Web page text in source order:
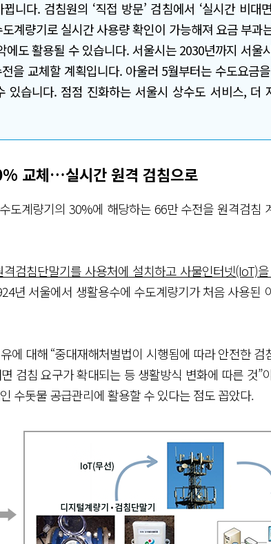
니다. 검침원의 ‘직접 방문’ 검침에서 ‘실시간 비대
계량기로 실시간 사용량 확인이 가능해져 요금 부과
도 활용될 수 있습니다. 서울시는 2030년까지 서울
을 교체할 계획입니다. 아울러 5월부터는 수도요금을
있습니다. 점점 진화하는 서울시 상수도 서비스, 더
교체…실시간 원격 검침으로
도계량기의 30%에 해당하는 66만 수전을 원격검침
검침단말기를 사용처에 설치하고 사물인터넷(IoT)
년 서울에서 생활용수에 수도계량기가 처음 사용된
에 대해 “중대재해처벌법이 시행됨에 따라 안전한 검
검침 요구가 확대되는 등 생활방식 변화에 따른 것”
수돗물 공급관리에 활용할 수 있다는 점도 꼽았다.